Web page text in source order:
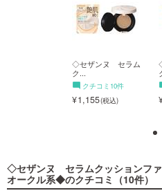
◇セザンヌ セラム
ク...
クチコミ10件
1,155
◇セザンヌ セラムクッションフ
オークル系◆のクチコミ（10件）